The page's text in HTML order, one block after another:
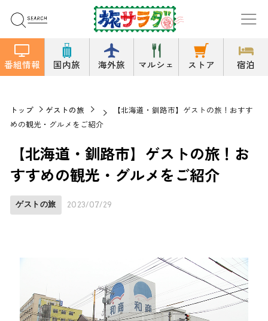
番組情報 国内旅 海外旅 マルシェ ストア 宿泊
トップ ゲストの旅
【北海道・釧路市】ゲストの旅！おすす
めの観光・グルメをご紹介
【北海道・釧路市】ゲストの旅！お
すすめの観光・グルメをご紹介
ゲストの旅 2023/07/29